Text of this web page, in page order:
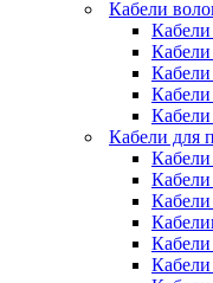
Кабели
Кабели для
Кабели
Кабели